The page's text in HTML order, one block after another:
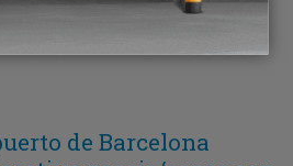
Forwarding tiene previsto poner
de Barcelona